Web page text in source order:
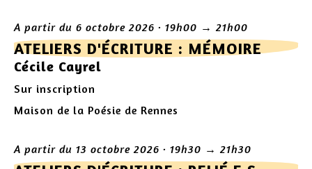
A partir du 6 octobre 2026 · 19h00 → 21h00
ATELIERS D'ÉCRITURE : MÉMOIRE
Cécile Cayrel
Sur inscription
Maison de la Poésie de Rennes
A partir du 13 octobre 2026 · 19h30 → 21h30